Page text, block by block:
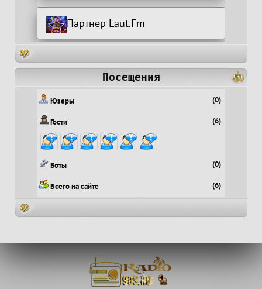
Партнёр Laut.Fm
Посещения
Юзеры (0)
Гости (6)
Боты (0)
Всего на сайте (6)